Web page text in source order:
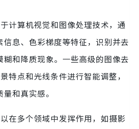
计算机视觉和图像处理技术，通
息、色彩梯度等特征，识别并去
糊和降质现象。一些高级的图像去
特点和光线条件进行智能调整，
和真实感。
在多个领域中发挥作用，如摄影